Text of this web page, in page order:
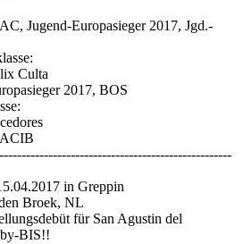
Jugend-Europasieger 2017, Jgd.-
Culta
2017, BOS
in Greppin
Broek, NL
für San Agustin del
BIS!!